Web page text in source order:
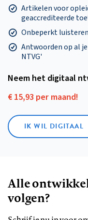
Artikelen voor
geaccrediteerde
Onbeperkt
Antwoorden op al
NTVG'
Neem het digitaal
€ 15,93 per maand!
IK WIL DIGITAAL
Alle
volgen?